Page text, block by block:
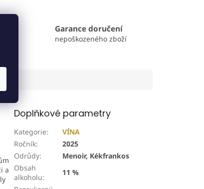
Garance doručení
nepoškozeného zboží
a
Doplňkové parametry
Kategorie:
VÍNA
Ročník:
2025
Odrůdy:
Menoir, Kékfrankos
Obsah
alkoholu:
11 %